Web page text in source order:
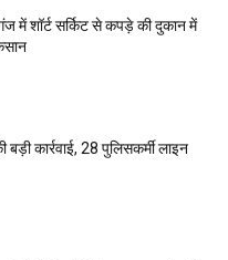
में शॉर्ट सर्किट से कपड़े की दुकान में
कार्रवाई, 28 पुलिसकर्मी लाइन